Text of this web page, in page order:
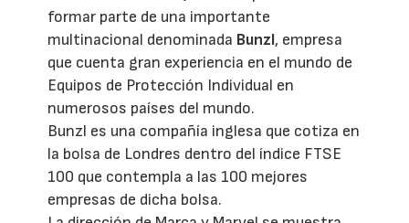
formar parte de una importante
multinacional denominada Bunzl, empresa
que cuenta gran experiencia en el mundo de
Equipos de Protección Individual en
numerosos países del mundo.
Bunzl es una compañía inglesa que cotiza en
la bolsa de Londres dentro del índice FTSE
100 que contempla a las 100 mejores
empresas de dicha bolsa.